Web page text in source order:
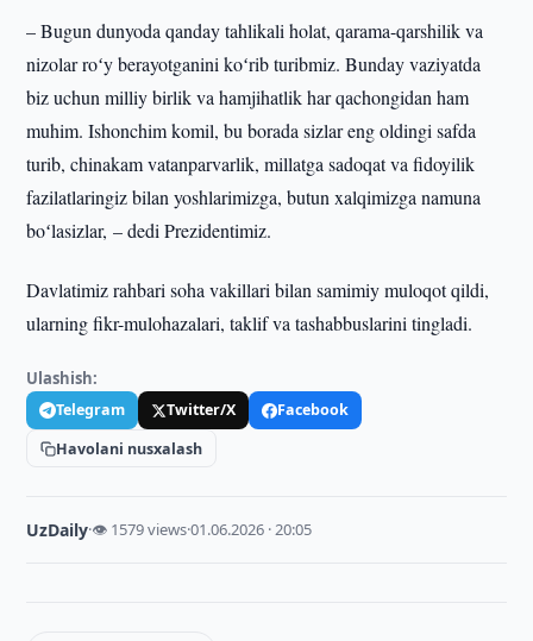
– Bugun dunyoda qanday tahlikali holat, qarama-qarshilik va
nizolar roʻy berayotganini koʻrib turibmiz. Bunday vaziyatda
biz uchun milliy birlik va hamjihatlik har qachongidan ham
muhim. Ishonchim komil, bu borada sizlar eng oldingi safda
turib, chinakam vatanparvarlik, millatga sadoqat va fidoyilik
fazilatlaringiz bilan yoshlarimizga, butun xalqimizga namuna
boʻlasizlar, – dedi Prezidentimiz.
Davlatimiz rahbari soha vakillari bilan samimiy muloqot qildi,
ularning fikr-mulohazalari, taklif va tashabbuslarini tingladi.
Ulashish:
Telegram Twitter/X
Facebook
Havolani nusxalash
UzDaily·👁 1579 views·01.06.2026 · 20:05